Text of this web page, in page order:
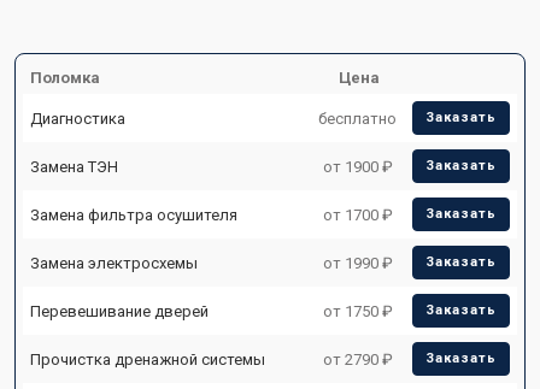
Поломка Цена
Диагностика бесплатно Заказать
Замена ТЭН от 1900 ₽ Заказать
Замена фильтра осушителя от 1700 ₽ Заказать
Замена электросхемы от 1990 ₽ Заказать
Перевешивание дверей от 1750 ₽ Заказать
Прочистка дренажной системы от 2790 ₽ Заказать